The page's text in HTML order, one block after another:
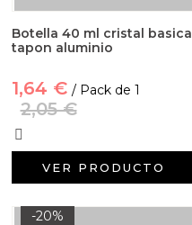
Botella 40 ml cristal basica
tapon aluminio
1,64 € / Pack de 1
2,05 €
VER PRODUCTO
-20%